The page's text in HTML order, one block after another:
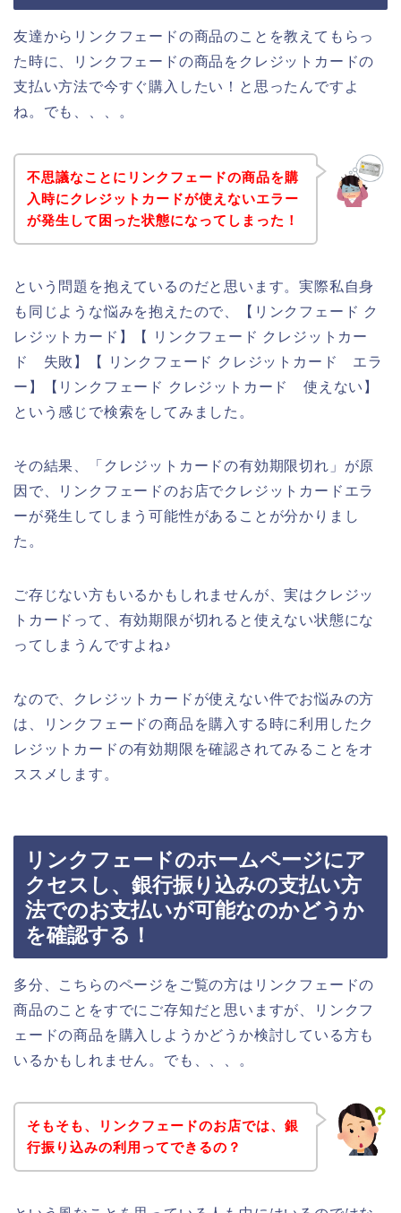
友達からリンクフェードの商品のことを教えてもらっ
た時に、リンクフェードの商品をクレジットカードの
支払い方法で今すぐ購入したい！と思ったんですよ
ね。でも、、、。
不思議なことにリンクフェードの商品を購
入時にクレジットカードが使えないエラー
が発生して困った状態になってしまった！
という問題を抱えているのだと思います。実際私自身
も同じような悩みを抱えたので、【リンクフェード ク
レジットカード】【 リンクフェード クレジットカー
ド 失敗】【 リンクフェード クレジットカード エラ
ー】【リンクフェード クレジットカード 使えない】
という感じで検索をしてみました。
その結果、「クレジットカードの有効期限切れ」が原
因で、リンクフェードのお店でクレジットカードエラ
ーが発生してしまう可能性があることが分かりまし
た。
ご存じない方もいるかもしれませんが、実はクレジッ
トカードって、有効期限が切れると使えない状態にな
ってしまうんですよね♪
なので、クレジットカードが使えない件でお悩みの方
は、リンクフェードの商品を購入する時に利用したク
レジットカードの有効期限を確認されてみることをオ
ススメします。
リンクフェードのホームページにア
クセスし、銀行振り込みの支払い方
法でのお支払いが可能なのかどうか
を確認する！
多分、こちらのページをご覧の方はリンクフェードの
商品のことをすでにご存知だと思いますが、リンクフ
ェードの商品を購入しようかどうか検討している方も
いるかもしれません。でも、、、。
そもそも、リンクフェードのお店では、銀
行振り込みの利用ってできるの？